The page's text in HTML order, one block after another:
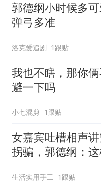
郭德纲小时候多
弹弓多准
洛克爱追剧 1跟贴
我也不瞎，那你
避一下吗
小七混剪 1跟贴
女嘉宾吐槽相声
拐骗，郭德纲：这
生活实用手工 1跟贴